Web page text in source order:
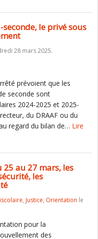
le privé sous
28 mars 2025.
prévoient que les
seconde sont
2024-2025 et 2025-
du DRAAF ou du
regard du bilan de… Lire
25 au 27 mars, les
les
, Justice, Orientation le
pour la
des